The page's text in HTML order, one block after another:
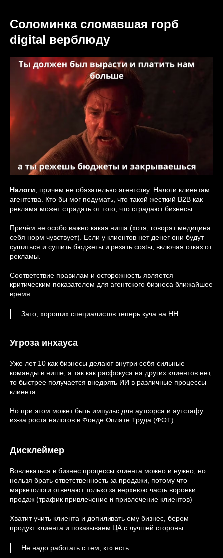
Соломинка сломавшая горб
digital верблюду
Налоги , причем не обязательно агентству. Налоги клиентам
агентства. Кто бы мог подумать, что такой жесткий B2B как
реклама может страдать от того, что страдают бизнесы.
Причём не особо важно какая ниша (хотя, говорят медицина
себя норм чувствует). Если у клиентов нет денег они будут
сушиться и сушить бюджеты и резать costы, включая отказ от
рекламы.
Соответствие правилам и осторожность является
критическим показателем для агентского бизнеса ближайшее
время.
Зато, хороших специалистов теперь куча на HH.
Угроза инхауса
Уже лет 10 как бизнесы делают внутри себя сильные
команды в нише, а так как расфокуса на других клиентов нет,
то быстрее получается внедрять ИИ в различные процессы
клиента.
Но при этом может быть импульс для аутсорса и аутстафу
из-за роста налогов в Фонде Оплате Труда (ФОТ)
Дисклеймер
Вовлекаться в бизнес процессы клиента можно и нужно, но
нельзя брать ответственность за продажи, потому что
маркетологи отвечают только за верхнюю часть воронки
продаж (трафик привлечение и привлечение клиентов)
Хватит учить клиента и допиливать ему бизнес, берем
продукт клиента и показываем ЦА с лучшей стороны.
Не надо работать с тем, кто есть.